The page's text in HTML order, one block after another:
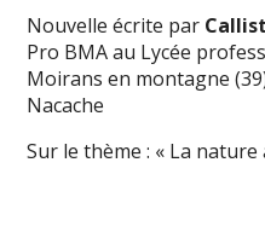
Nouvelle écrite par
Pro BMA au Lycée
Moirans en montagne
Nacache
Sur le thème : « La